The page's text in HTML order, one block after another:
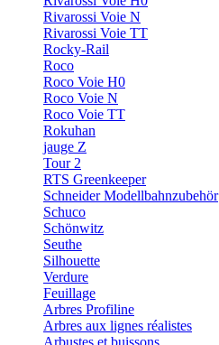
Rivarossi Voie N
Rivarossi Voie TT
Rocky-Rail
Roco
Roco Voie H0
Roco Voie N
Roco Voie TT
Rokuhan
jauge Z
Tour 2
RTS Greenkeeper
Schneider Modellbahnzubehör
Schuco
Schönwitz
Seuthe
Silhouette
Verdure
Feuillage
Arbres Profiline
Arbres aux lignes réalistes
Arbustes et buissons